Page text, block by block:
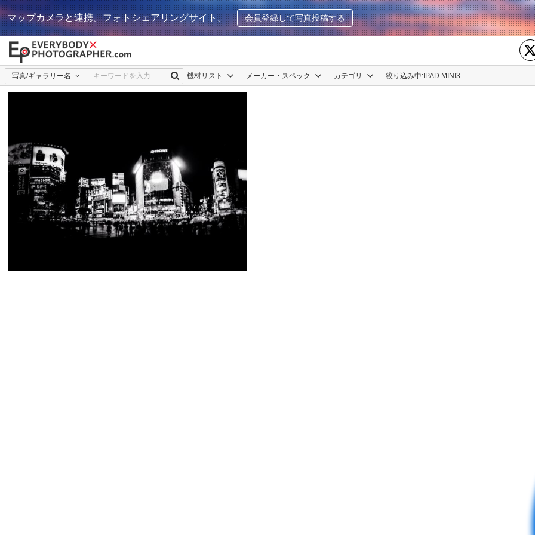
マップカメラと連携。フォトシェアリングサイト。 会員登録して写真投稿する
写真/ギャラリー名 機材リスト メーカー・スペック カテゴリ 絞り込み中: IPAD MINI3